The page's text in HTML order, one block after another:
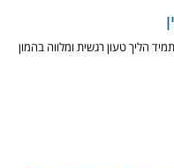
הליך טעון רגשית ומלווה בהמון